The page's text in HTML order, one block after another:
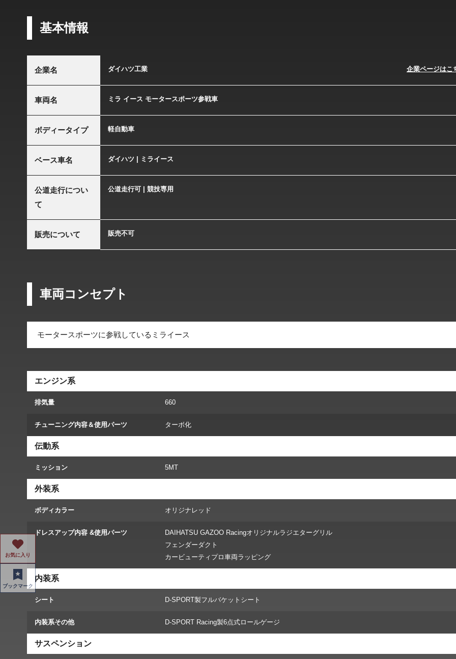
基本情報
企業名 ダイハツ工業 企業ページはこ
車両名 ミラ イース モータースポーツ参戦車
ボディータイプ 軽自動車
ベース車名 ダイハツ | ミライース
公道走行につい
て
公道走行可 | 競技専用
販売について 販売不可
車両コンセプト
モータースポーツに参戦しているミライース
エンジン系
排気量 660
チューニング内容＆使用パーツ ターボ化
伝動系
ミッション 5MT
外装系
ボディカラー オリジナレッド
ドレスアップ内容 &使用パーツ
DAIHATSU GAZOO Racingオリジナルラジエターグリル
フェンダーダクト
カービューティプロ車両ラッピング
内装系
シート D‐SPORT製フルバケットシート
内装系その他 D-SPORT Racing製6点式ロールゲージ
サスペンション
お気に入り
ブックマーク